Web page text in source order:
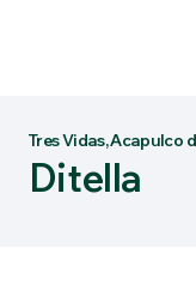
Ditella
Tres Vidas, Acapulco